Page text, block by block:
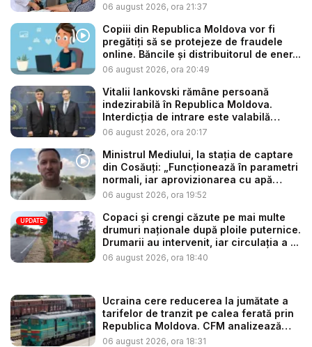
06 august 2026, ora 21:37
Copiii din Republica Moldova vor fi
pregătiți să se protejeze de fraudele
online. Băncile și distribuitorul de ener...
06 august 2026, ora 20:49
Vitalii Iankovski rămâne persoană
indezirabilă în Republica Moldova.
Interdicția de intrare este valabilă
până...
06 august 2026, ora 20:17
Ministrul Mediului, la stația de captare
din Cosăuți: „Funcționează în parametri
normali, iar aprovizionarea cu apă
este...
06 august 2026, ora 19:52
UPDATE
Copaci și crengi căzute pe mai multe
drumuri naționale după ploile puternice.
Drumarii au intervenit, iar circulația a ...
06 august 2026, ora 18:40
Ucraina cere reducerea la jumătate a
tarifelor de tranzit pe calea ferată prin
Republica Moldova. CFM analizează
so...
06 august 2026, ora 18:31